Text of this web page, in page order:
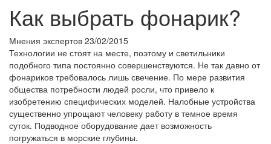
Как выбрать фонарик?
Мнения экспертов 23/02/2015
Технологии не стоят на месте, поэтому и светильники
подобного типа постоянно совершенствуются. Не так давно от
фонариков требовалось лишь свечение. По мере развития
общества потребности людей росли, что привело к
изобретению специфических моделей. Налобные устройства
существенно упрощают человеку работу в темное время
суток. Подводное оборудование дает возможность
погружаться в морские глубины.